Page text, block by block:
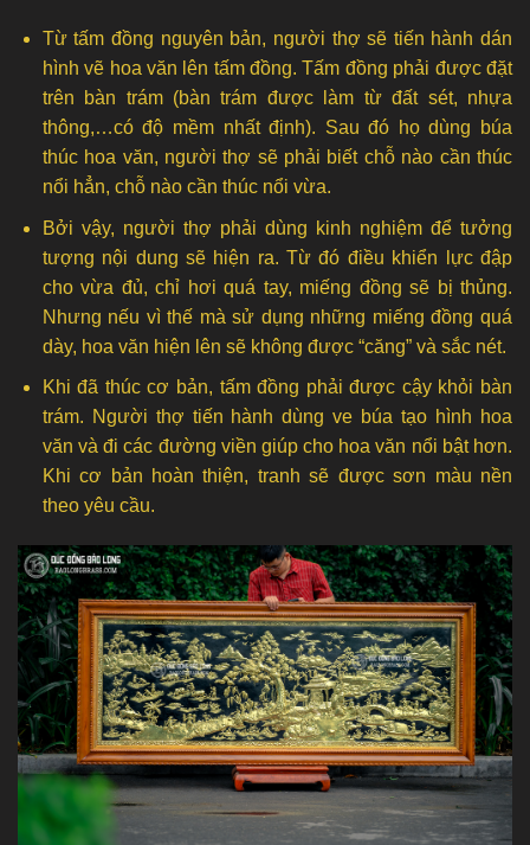
Từ tấm đồng nguyên bản, người thợ sẽ tiến hành dán
hình vẽ hoa văn lên tấm đồng. Tấm đồng phải được đặt
trên bàn trám (bàn trám được làm từ đất sét, nhựa
thông,…có độ mềm nhất định). Sau đó họ dùng búa
thúc hoa văn, người thợ sẽ phải biết chỗ nào cần thúc
nổi hẳn, chỗ nào cần thúc nổi vừa.
Bởi vậy, người thợ phải dùng kinh nghiệm để tưởng
tượng nội dung sẽ hiện ra. Từ đó điều khiển lực đập
cho vừa đủ, chỉ hơi quá tay, miếng đồng sẽ bị thủng.
Nhưng nếu vì thế mà sử dụng những miếng đồng quá
dày, hoa văn hiện lên sẽ không được “căng” và sắc nét.
Khi đã thúc cơ bản, tấm đồng phải được cậy khỏi bàn
trám. Người thợ tiến hành dùng ve búa tạo hình hoa
văn và đi các đường viền giúp cho hoa văn nổi bật hơn.
Khi cơ bản hoàn thiện, tranh sẽ được sơn màu nền
theo yêu cầu.